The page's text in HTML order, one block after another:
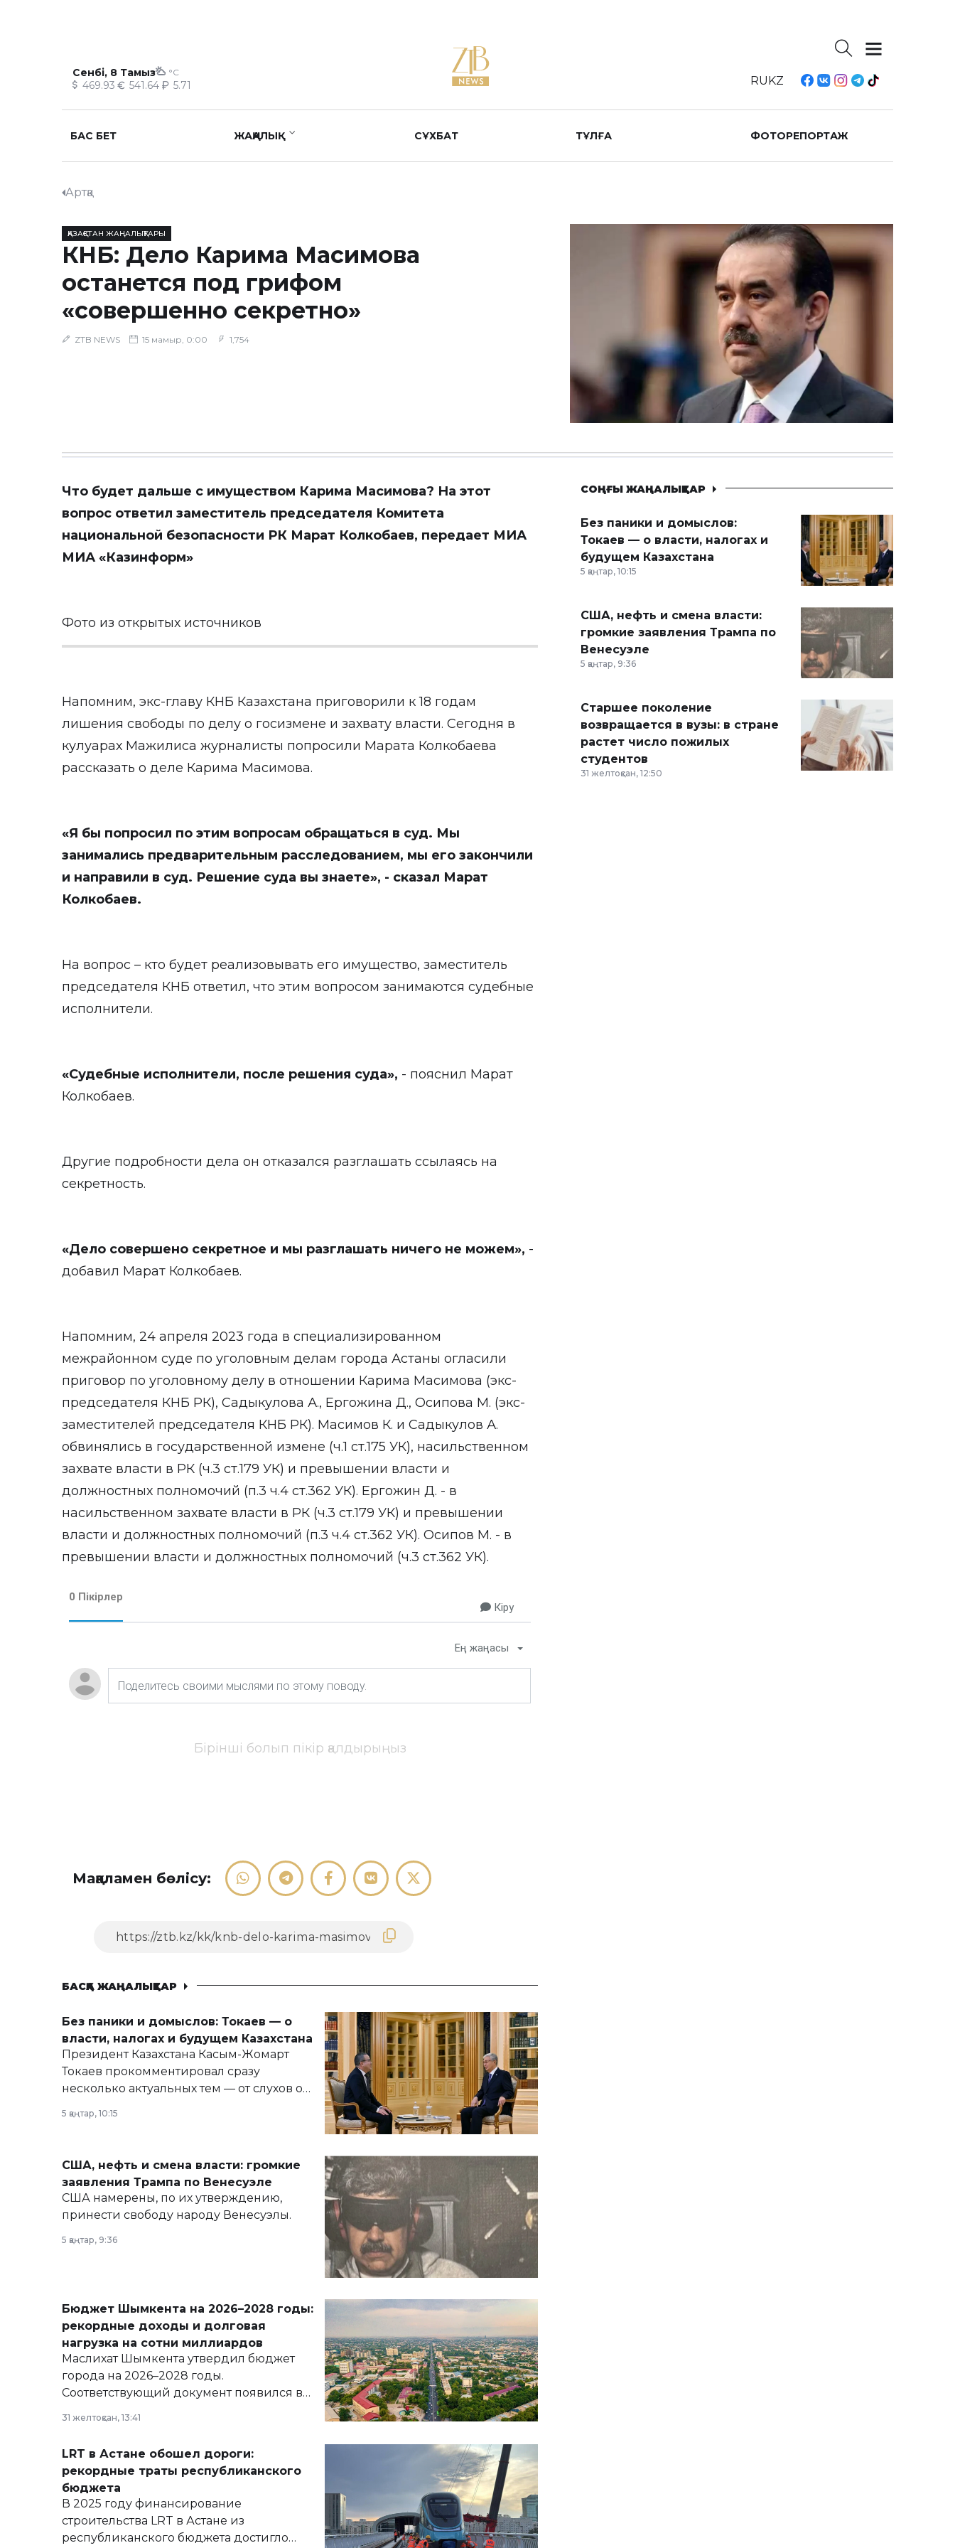
Сенбі, 8 Тамыз °C
469.93 541.64 5.71 RUKZ
БАС БЕТ ЖАҢАЛЫҚ СҰХБАТ ТҰЛҒА ФОТОРЕПОРТАЖ
Артқа
ҚАЗАҚСТАН ЖАҢАЛЫҚТАРЫ
КНБ: Дело Карима Масимова
останется под грифом
«совершенно секретно»
ZTB NEWS 15 мамыр, 0:00 1,754
Что будет дальше с имуществом Карима Масимова? На этот
вопрос ответил заместитель председателя Комитета
национальной безопасности РК Марат Колкобаев, передает МИА
МИА «Казинформ»
Фото из открытых источников
Напомним, экс-главу КНБ Казахстана приговорили к 18 годам
лишения свободы по делу о госизмене и захвату власти. Сегодня в
кулуарах Мажилиса журналисты попросили Марата Колкобаева
рассказать о деле Карима Масимова.
«Я бы попросил по этим вопросам обращаться в суд. Мы
занимались предварительным расследованием, мы его закончили
и направили в суд. Решение суда вы знаете», - сказал Марат
Колкобаев.
На вопрос – кто будет реализовывать его имущество, заместитель
председателя КНБ ответил, что этим вопросом занимаются судебные
исполнители.
«Судебные исполнители, после решения суда», - пояснил Марат
Колкобаев.
Другие подробности дела он отказался разглашать ссылаясь на
секретность.
«Дело совершено секретное и мы разглашать ничего не можем», -
добавил Марат Колкобаев.
Напомним, 24 апреля 2023 года в специализированном
межрайонном суде по уголовным делам города Астаны огласили
приговор по уголовному делу в отношении Карима Масимова (экс-
председателя КНБ РК), Садыкулова А., Ергожина Д., Осипова М. (экс-
заместителей председателя КНБ РК). Масимов К. и Садыкулов А.
обвинялись в государственной измене (ч.1 ст.175 УК), насильственном
захвате власти в РК (ч.3 ст.179 УК) и превышении власти и
должностных полномочий (п.3 ч.4 ст.362 УК). Ергожин Д. - в
насильственном захвате власти в РК (ч.3 ст.179 УК) и превышении
власти и должностных полномочий (п.3 ч.4 ст.362 УК). Осипов М. - в
превышении власти и должностных полномочий (ч.3 ст.362 УК).
0 Пікірлер
Кіру
Ең жаңасы
Бірінші болып пікір қалдырыңыз
Мақаламен бөлісу:
БАСҚА ЖАҢАЛЫҚТАР
Без паники и домыслов: Токаев — о
власти, налогах и будущем Казахстана
Президент Казахстана Касым-Жомарт
Токаев прокомментировал сразу
несколько актуальных тем — от слухов о
армии, экономики и личного здоровья.
5 қаңтар, 10:15
США, нефть и смена власти: громкие
заявления Трампа по Венесуэле
США намерены, по их утверждению,
принести свободу народу Венесуэлы.
5 қаңтар, 9:36
Бюджет Шымкента на 2026–2028 годы:
рекордные доходы и долговая
нагрузка на сотни миллиардов
Маслихат Шымкента утвердил бюджет
города на 2026–2028 годы.
Соответствующий документ появился в
сайте маслихат города.
31 желтоқсан, 13:41
LRT в Астане обошел дороги:
рекордные траты республиканского
бюджета
В 2025 году финансирование
строительства LRT в Астане из
республиканского бюджета достигло
СОҢҒЫ ЖАҢАЛЫҚТАР
Без паники и домыслов:
Токаев — о власти, налогах и
будущем Казахстана
5 қаңтар, 10:15
США, нефть и смена власти:
громкие заявления Трампа по
Венесуэле
5 қаңтар, 9:36
Старшее поколение
возвращается в вузы: в стране
растет число пожилых
студентов
31 желтоқсан, 12:50